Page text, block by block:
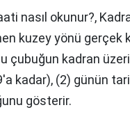
nasıl okunur?,
kuzey yönü gerçek
çubuğun kadran
kadar), (2) günün
gösterir.